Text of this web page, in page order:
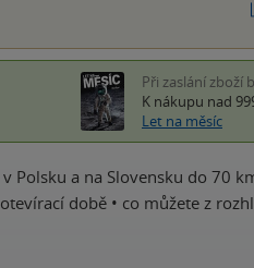
Při zaslání zboží
K nákupu nad
Let na měsíc
a na Slovensku do 70
době • co můžete z